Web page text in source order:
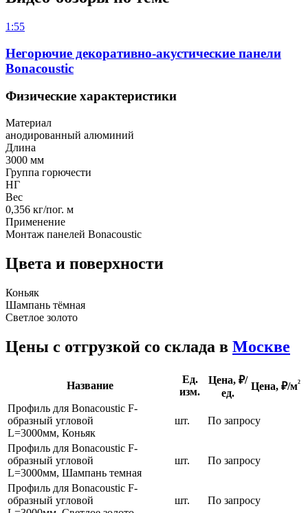
1:55
Негорючие декоративно-акустические панели
Bonacoustic
Физические характеристики
Материал
анодированный алюминий
Длина
3000 мм
Группа горючести
НГ
Вес
0,356 кг/пог. м
Применение
Монтаж панелей Bonacoustic
Цвета и поверхности
Коньяк
Шампань тёмная
Светлое золото
Цены с отгрузкой со склада в Москве
Название
Ед.
изм.
Цена, ₽/
ед.
Цена, ₽/м²
Профиль для Bonacoustic F-
образный угловой
L=3000мм, Коньяк
шт. По запросу
Профиль для Bonacoustic F-
образный угловой
L=3000мм, Шампань темная
шт. По запросу
Профиль для Bonacoustic F-
образный угловой
шт. По запросу